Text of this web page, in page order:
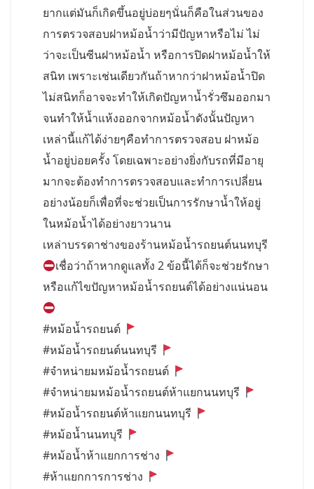
ยากแต่มันก็เกิดขึ้นอยู่บ่อยๆนั่นก็คือในส่วนของ
การตรวจสอบฝาหม้อน้ำว่ามีปัญหาหรือไม่ ไม่
ว่าจะเป็นซีนฝาหม้อน้ำ หรือการปิดฝาหม้อน้ำให้
สนิท เพราะเช่นเดียวกันถ้าหากว่าฝาหม้อน้ำปิด
ไม่สนิทก็อาจจะทำให้เกิดปัญหาน้ำรั่วซึมออกมา
จนทำให้น้ำแห้งออกจากหม้อน้ำดังนั้นปัญหา
เหล่านี้แก้ได้ง่ายๆคือทำการตรวจสอบ ฝาหม้อ
น้ำอยู่บ่อยครั้ง โดยเฉพาะอย่างยิ่งกับรถที่มีอายุ
มากจะต้องทำการตรวจสอบและทำการเปลี่ยน
อย่างน้อยก็เพื่อที่จะช่วยเป็นการรักษาน้ำให้อยู่
ในหม้อน้ำได้อย่างยาวนาน
เหล่าบรรดาช่างของร้านหม้อน้ำรถยนต์นนทบุรี
เชื่อว่าถ้าหากดูแลทั้ง 2 ข้อนี้ได้ก็จะช่วยรักษา
หรือแก้ไขปัญหาหม้อน้ำรถยนต์ได้อย่างแน่นอน
#หม้อน้ำรถยนต์
#หม้อน้ำรถยนต์นนทบุรี
#จำหน่ายมหม้อน้ำรถยนต์
#จำหน่ายมหม้อน้ำรถยนต์ห้าแยกนนทบุรี
#หม้อน้ำรถยนต์ห้าแยกนนทบุรี
#หม้อน้ำนนทบุรี
#หม้อน้ำห้าแยกการช่าง
#ห้าแยกการการช่าง